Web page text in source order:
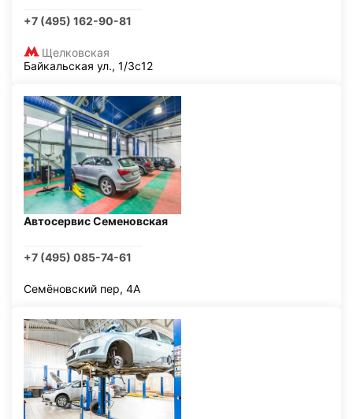
+7 (495) 162-90-81
Щелковская
Байкальская ул., 1/3с12
Автосервис Семеновская
+7 (495) 085-74-61
Семёновский пер, 4А